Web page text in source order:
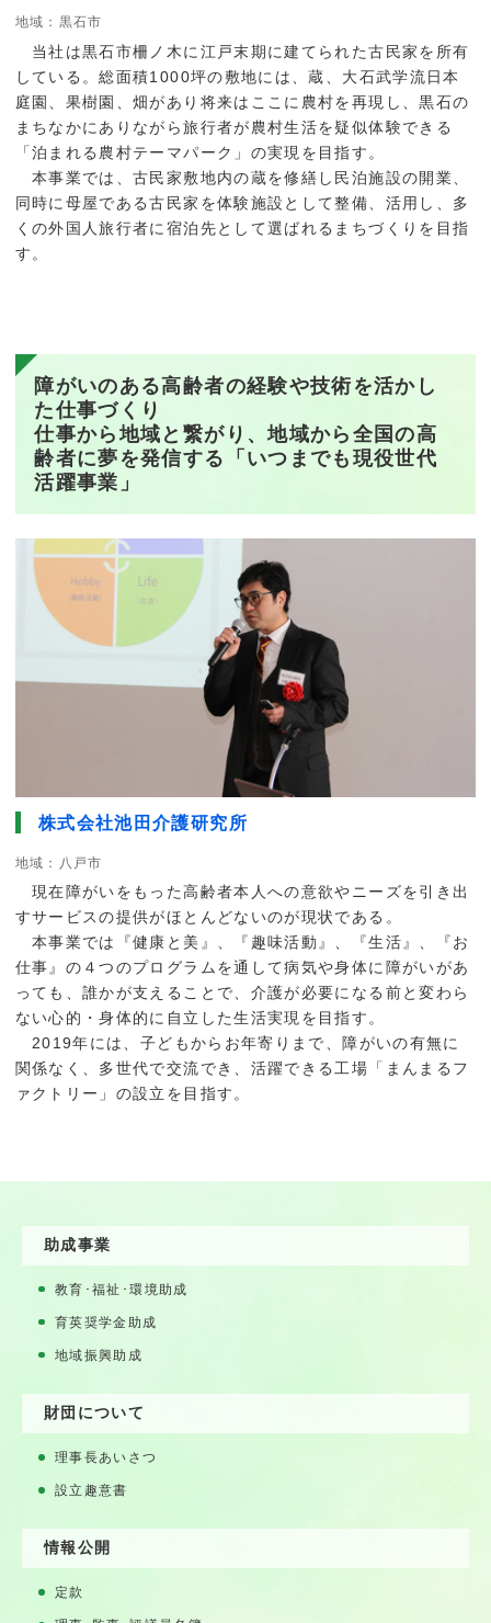
地域：黒石市
当社は黒石市柵ノ木に江戸末期に建てられた古民家を所有
している。総面積1000坪の敷地には、蔵、大石武学流日本
庭園、果樹園、畑があり将来はここに農村を再現し、黒石の
まちなかにありながら旅行者が農村生活を疑似体験できる
「泊まれる農村テーマパーク」の実現を目指す。
本事業では、古民家敷地内の蔵を修繕し民泊施設の開業、
同時に母屋である古民家を体験施設として整備、活用し、多
くの外国人旅行者に宿泊先として選ばれるまちづくりを目指
す。
障がいのある高齢者の経験や技術を活かし
た仕事づくり
仕事から地域と繋がり、地域から全国の高
齢者に夢を発信する「いつまでも現役世代
活躍事業」
株式会社池田介護研究所
地域：八戸市
現在障がいをもった高齢者本人への意欲やニーズを引き出
すサービスの提供がほとんどないのが現状である。
本事業では『健康と美』、『趣味活動』、『生活』、『お
仕事』の４つのプログラムを通して病気や身体に障がいがあ
っても、誰かが支えることで、介護が必要になる前と変わら
ない心的・身体的に自立した生活実現を目指す。
2019年には、子どもからお年寄りまで、障がいの有無に
関係なく、多世代で交流でき、活躍できる工場「まんまるフ
ァクトリー」の設立を目指す。
助成事業
教育･福祉･環境助成
育英奨学金助成
地域振興助成
財団について
理事長あいさつ
設立趣意書
情報公開
定款